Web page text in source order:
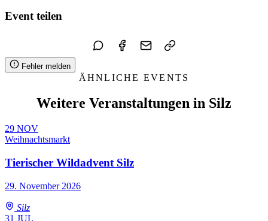
Event teilen
Fehler melden
ÄHNLICHE EVENTS
Weitere Veranstaltungen in Silz
29 NOV
Weihnachtsmarkt
Tierischer Wildadvent Silz
29. November 2026
Silz
31 JUL